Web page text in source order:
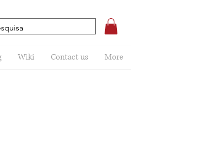
Wiki Contact us More